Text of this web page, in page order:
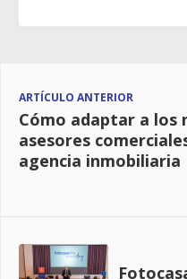
ARTÍCULO ANTERIOR
Cómo adaptar a los
asesores
agencia inmobiliaria